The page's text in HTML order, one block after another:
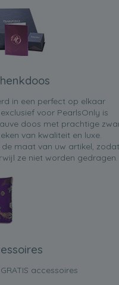
in een perfect op elkaar
voor PearlsOnly is
doos met prachtige
van kwaliteit en luxe.
maat van uw artikel, zodat
ze niet worden gedragen.
accessoires